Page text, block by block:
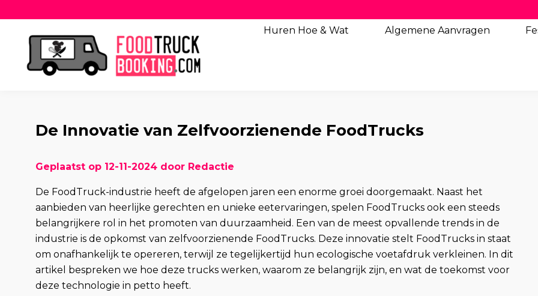
Huren Hoe & Wat Algemene Aanvragen
De Innovatie van Zelfvoorzienende FoodTrucks
Geplaatst op 12-11-2024 door Redactie
De FoodTruck-industrie heeft de afgelopen jaren een enorme groei doorgemaakt. Naast het
aanbieden van heerlijke gerechten en unieke eetervaringen, spelen FoodTrucks ook een steeds
belangrijkere rol in het promoten van duurzaamheid. Een van de meest opvallende trends in de
industrie is de opkomst van zelfvoorzienende FoodTrucks. Deze innovatie stelt FoodTrucks in staat
om onafhankelijk te opereren, terwijl ze tegelijkertijd hun ecologische voetafdruk verkleinen. In dit
artikel bespreken we hoe deze trucks werken, waarom ze belangrijk zijn, en wat de toekomst voor
deze technologie in petto heeft.